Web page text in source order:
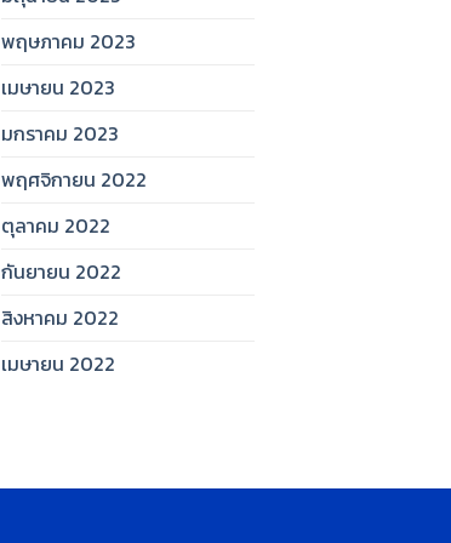
พฤษภาคม 2023
เมษายน 2023
มกราคม 2023
พฤศจิกายน 2022
ตุลาคม 2022
กันยายน 2022
สิงหาคม 2022
เมษายน 2022